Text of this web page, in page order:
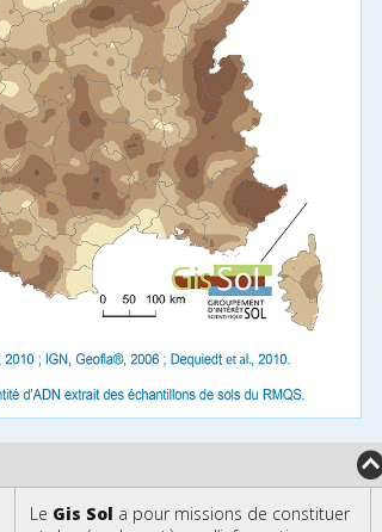
Le Gis Sol a pour missions de constituer